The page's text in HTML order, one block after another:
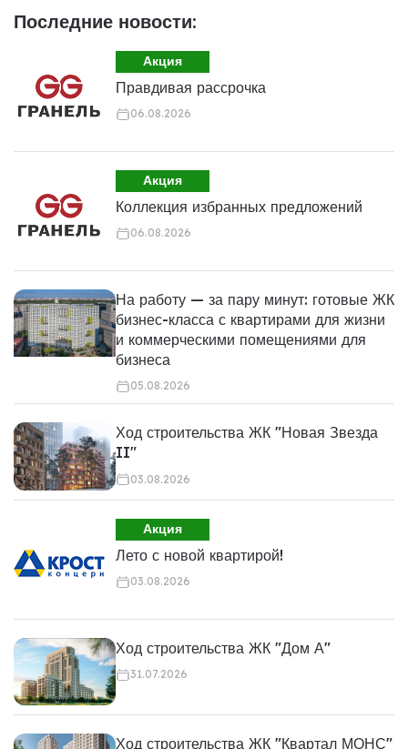
Последние новости:
Акция
Правдивая рассрочка
06.08.2026
Акция
Коллекция избранных предложений
06.08.2026
На работу — за пару минут: готовые ЖК
бизнес-класса с квартирами для жизни
и коммерческими помещениями для
бизнеса
05.08.2026
Ход строительства ЖК "Новая Звезда
II"
03.08.2026
Акция
Лето с новой квартирой!
03.08.2026
Ход строительства ЖК "Дом А"
31.07.2026
Ход строительства ЖК "Квартал МОНС"